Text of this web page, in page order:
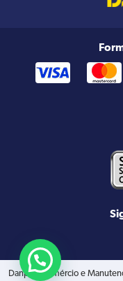
Danpler Comércio e